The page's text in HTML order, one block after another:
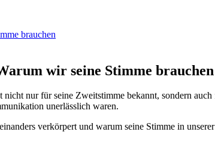
brauchen
wir⁣ seine Stimme brauchen
nur‍ für seine Zweitstimme bekannt, sondern
unerlässlich ⁢waren.
verkörpert und ⁢warum ⁣seine Stimme ⁢in